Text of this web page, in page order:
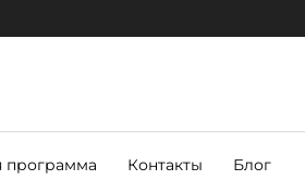
программа Контакты Блог